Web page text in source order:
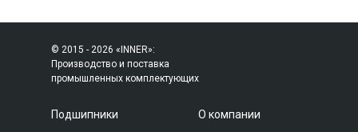
© 2015 - 2026 «INNER»:
Производство и поставка
промышленных комплектующих
Подшипники
О компании